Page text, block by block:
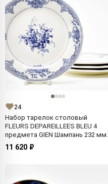
24
Набор тарелок столовый
FLEURS DEPAREILLEES BLEU 4
предмета GIEN Шампань 232 мм.
11 620 ₽